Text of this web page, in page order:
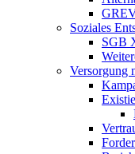
Soziales
SGB
Versorgung